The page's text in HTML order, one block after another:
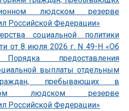
людском резерве
Российской Федерации»
социальной политики
от 8 июля 2026 г. N 49-Н «Об
предоставления
выплаты отдельным
пребывающих в
людском резерве
Российской Федерации»